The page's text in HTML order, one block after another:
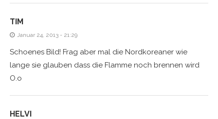
TIM
Januar 24, 2013 - 21:29
Schoenes Bild! Frag aber mal die Nordkoreaner wie
lange sie glauben dass die Flamme noch brennen wird
O.o
HELVI